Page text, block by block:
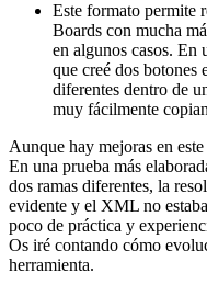
Este formato permite
Boards con mucha
en algunos casos. En
que creé dos botones
diferentes dentro de
muy fácilmente
Aunque hay mejoras en
En una prueba más
dos ramas diferentes, la
evidente y el XML no
poco de práctica y
Os iré contando cómo
herramienta.